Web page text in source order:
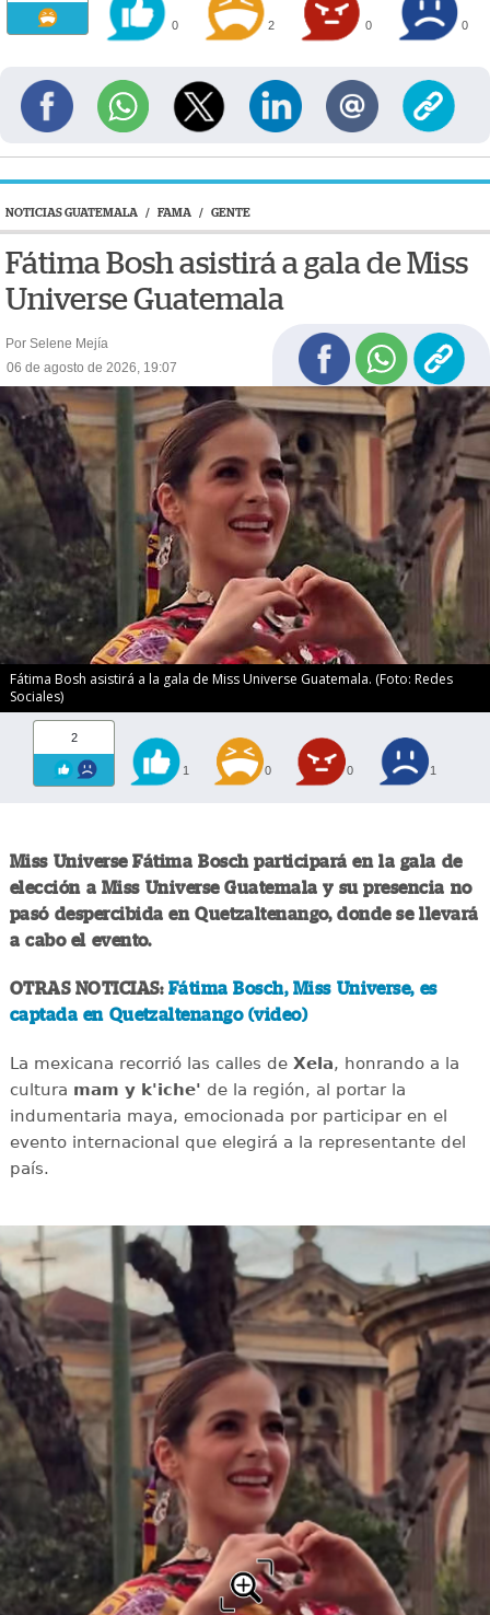
0 2 0 0
NOTICIAS GUATEMALA / FAMA / GENTE
Fátima Bosh asistirá a gala de Miss
Universe Guatemala
Por Selene Mejía
06 de agosto de 2026, 19:07
Fátima Bosh asistirá a la gala de Miss Universe Guatemala. (Foto: Redes
Sociales)
2
1 0 0 1
Miss Universe Fátima Bosch participará en la gala de
elección a Miss Universe Guatemala y su presencia no
pasó despercibida en Quetzaltenango, donde se llevará
a cabo el evento.
OTRAS NOTICIAS: Fátima Bosch, Miss Universe, es
captada en Quetzaltenango (video)
La mexicana recorrió las calles deXela, honrando a la
cultura mam y k'iche' de la región, al portar la
indumentaria maya, emocionada por participar en el
evento internacional que elegirá a la representante del
país.